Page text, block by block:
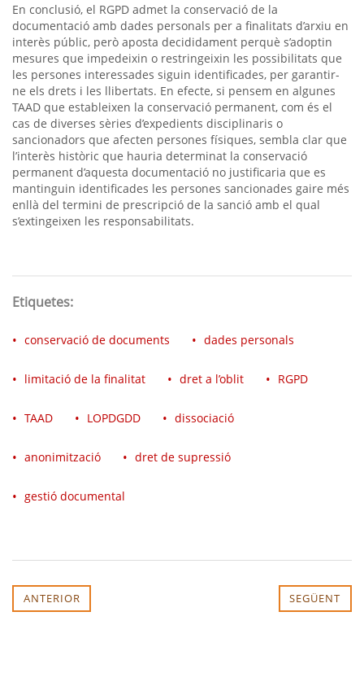
En conclusió, el RGPD admet la conservació de la
documentació amb dades personals per a finalitats d’arxiu en
interès públic, però aposta decididament perquè s’adoptin
mesures que impedeixin o restringeixin les possibilitats que
les persones interessades siguin identificades, per garantir-
ne els drets i les llibertats. En efecte, si pensem en algunes
TAAD que estableixen la conservació permanent, com és el
cas de diverses sèries d’expedients disciplinaris o
sancionadors que afecten persones físiques, sembla clar que
l’interès històric que hauria determinat la conservació
permanent d’aquesta documentació no justificaria que es
mantinguin identificades les persones sancionades gaire més
enllà del termini de prescripció de la sanció amb el qual
s’extingeixen les responsabilitats.
Etiquetes:
conservació de documents dades personals
limitació de la finalitat dret a l’oblit RGPD
TAAD LOPDGDD dissociació
anonimització dret de supressió
gestió documental
ANTERIOR SEGÜENT